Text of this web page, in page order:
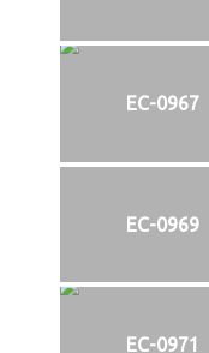
EC-0967
EC-0969
EC-0971